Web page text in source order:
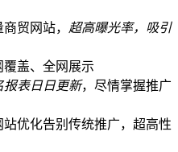
贸网站， 超高曝光率，吸引
盖、全网展示
报表日日更新，尽情掌握推广
站优化告别传统推广，超高性